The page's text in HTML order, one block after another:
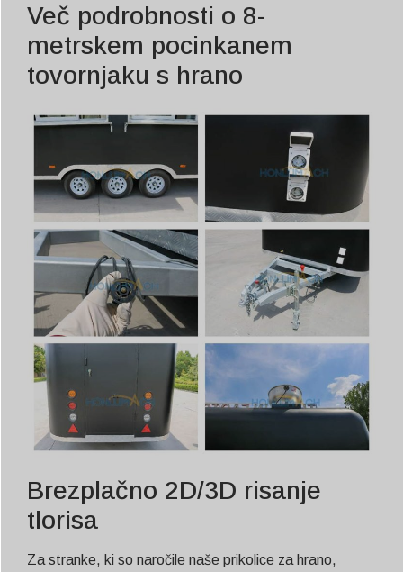
Več podrobnosti o 8-
metrskem pocinkanem
tovornjaku s hrano
Brezplačno 2D/3D risanje
tlorisa
Za stranke, ki so naročile naše prikolice za hrano,